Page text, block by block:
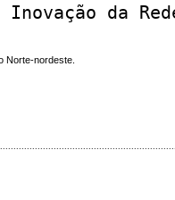
Inovação da
Norte-nordeste.